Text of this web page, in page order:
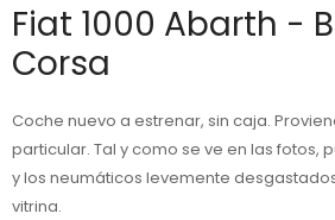
Fiat 1000 Abarth -
Corsa
Coche nuevo a estrenar, sin caja.
particular. Tal y como se ve en las fotos,
y los neumáticos levemente
vitrina.